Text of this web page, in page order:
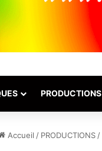
PRODUCTIONS
Accueil / PRODUCTIONS /